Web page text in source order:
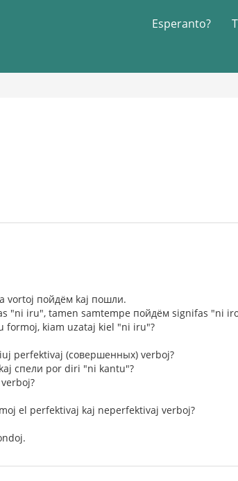
Esperanto?
vortoj пойдём kaj пошли.
"ni iru", tamen samtempe пойдём signifas "ni
formoj, kiam uzataj kiel "ni iru"?
perfektivaj (совершенных) verboj?
спели por diri "ni kantu"?
el perfektivaj kaj neperfektivaj verboj?